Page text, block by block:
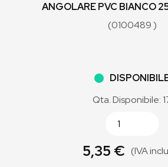
ANGOLARE PVC BIANCO
(0100489 )
Qta. Disponibile:
5,35 € (IVA